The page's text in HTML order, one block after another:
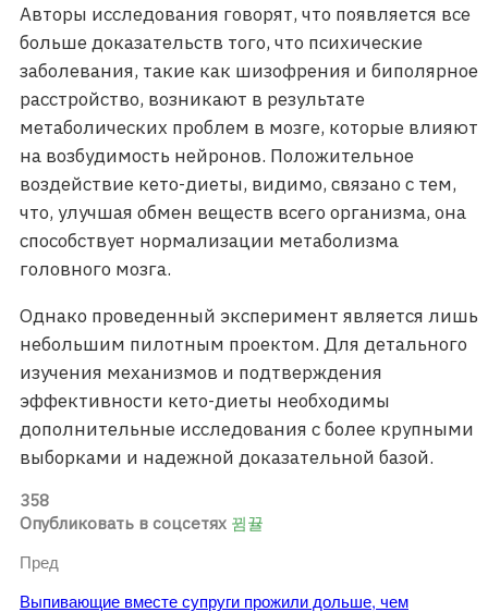
Авторы исследования говорят, что появляется все
больше доказательств того, что психические
заболевания, такие как шизофрения и биполярное
расстройство, возникают в результате
метаболических проблем в мозге, которые влияют
на возбудимость нейронов. Положительное
воздействие кето-диеты, видимо, связано с тем,
что, улучшая обмен веществ всего организма, она
способствует нормализации метаболизма
головного мозга.
Однако проведенный эксперимент является лишь
небольшим пилотным проектом. Для детального
изучения механизмов и подтверждения
эффективности кето-диеты необходимы
дополнительные исследования с более крупными
выборками и надежной доказательной базой.
358
Опубликовать в соцсетях
Пред
Выпивающие вместе супруги прожили дольше, чем